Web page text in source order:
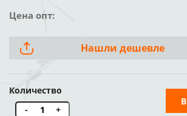
Цена опт:
Нашли дешевле
Количество
-
+